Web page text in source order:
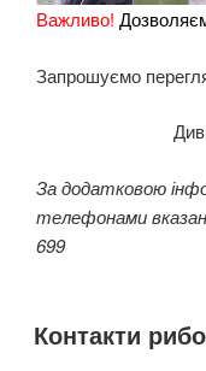
Важливо!
Запрошуємо
За додатковою
телефонами
699
Контакти